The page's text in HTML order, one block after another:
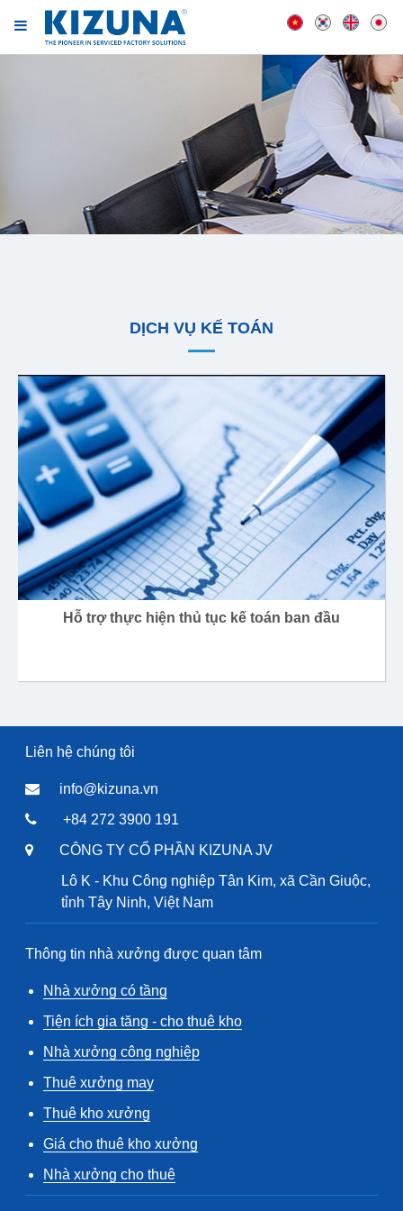
DỊCH VỤ KẾ TOÁN
Hỗ trợ thực hiện thủ tục kế toán ban đầu
Liên hệ chúng tôi
info@kizuna.vn
+84 272 3900 191
CÔNG TY CỔ PHẦN KIZUNA JV
Lô K - Khu Công nghiệp Tân Kim, xã Cần Giuộc,
tỉnh Tây Ninh, Việt Nam
Thông tin nhà xưởng được quan tâm
Nhà xưởng có tầng
Tiện ích gia tăng - cho thuê kho
Nhà xưởng công nghiệp
Thuê xưởng may
Thuê kho xưởng
Giá cho thuê kho xưởng
Nhà xưởng cho thuê